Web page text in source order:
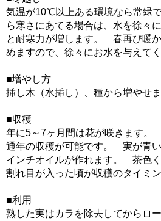
気温が10℃以上ある環境なら常緑
ら寒さにあてる場合は、水を徐々
と耐寒力が増します。 春再び暖
めますので、徐々にお水を与えてく
■増やし方
挿し木（水挿し）、種から増やせま
■収穫
年に5～7ヶ月間は花が咲きます
通年の収穫が可能です。 実が青
インチオイルが作れます。 茶色
割れ目が入った頃が収穫のタイミン
■利用
熟した実はカラを除去してからロ